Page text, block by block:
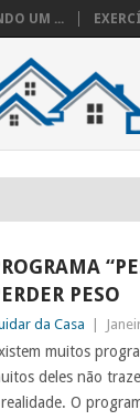
UM ...
PESO
da Casa
muitos
deles não
O